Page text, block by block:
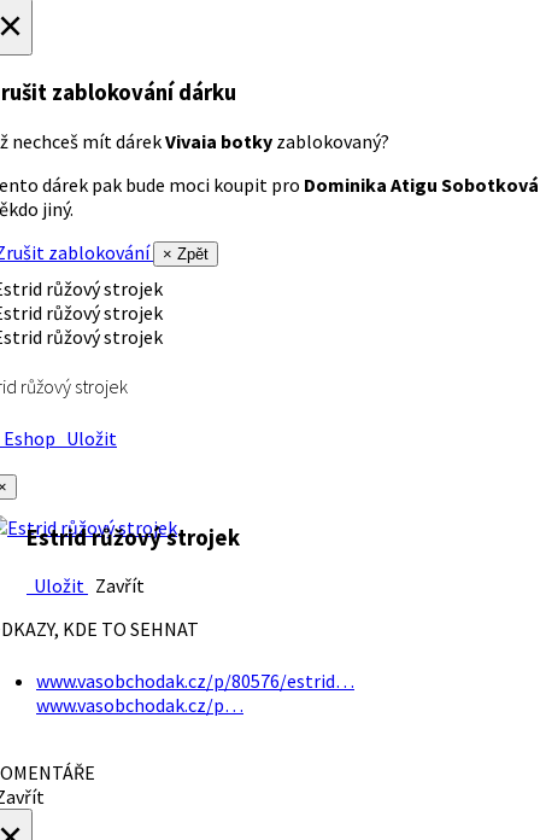
zablokování dárku
nechceš mít dárekVivaia botky zablokovaný?
dárek pak bude moci koupit pro Dominika Atigu Sobotková
jiný.
zablokování
× Zpět
růžový strojek
Uložit
Estrid růžový strojek
Uložit Zavřít
KDE TO SEHNAT
www.vasobchodak.cz/p/80576/estrid…
www.vasobchodak.cz/p…